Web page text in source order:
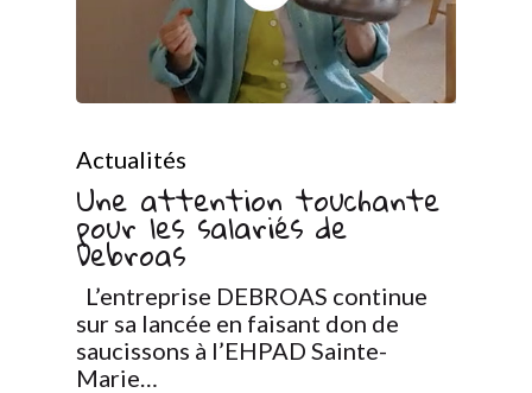
Actualités
Une attention touchante
pour les salariés de
Debroas
L’entreprise DEBROAS continue
sur sa lancée en faisant don de
saucissons à l’EHPAD Sainte-
Marie…